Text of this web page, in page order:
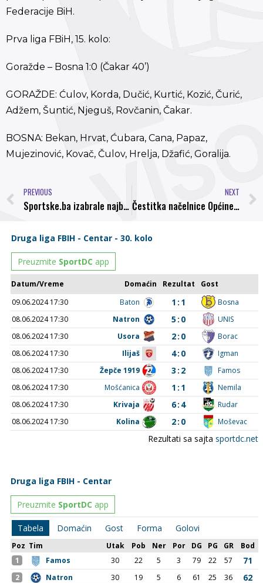
Federacije BiH.
Prva liga FBiH, 15. kolo:
Goražde – Bosna 1:0 (Čakar 40’)
GORAŽDE: Ćulov, Korda, Dučić, Kurtić, Kozić, Čurić,
Adžem, Šuntić, Njeguš, Rovčanin, Čakar.
BOSNA: Bekan, Hrvat, Ćubara, Cana, Papaz,
Mujezinović, Kovač, Čulov, Hrelja, Džafić, Goralija.
PREVIOUS
Sportske.ba izabrale najboljeg golmana Prve lige FBiH
NEXT
Čestitka načelnice Općine Visoko mr. sci. Amre Babić igračima i upravi NK “Bosna” Visoko povodom osvajanja titule jesenjeg prvaka FBiH